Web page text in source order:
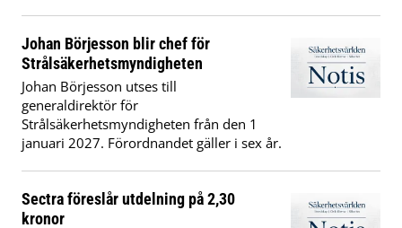
Johan Börjesson blir chef för
Strålsäkerhetsmyndigheten
Johan Börjesson utses till
generaldirektör för
Strålsäkerhetsmyndigheten från den 1
januari 2027. Förordnandet gäller i sex år.
Sectra föreslår utdelning på 2,30
kronor